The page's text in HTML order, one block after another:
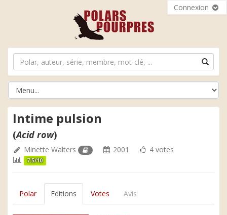
Connexion
Intime pulsion
(Acid row)
Minette Walters 2001 4 votes
7.5/10
Polar Editions Votes Avis